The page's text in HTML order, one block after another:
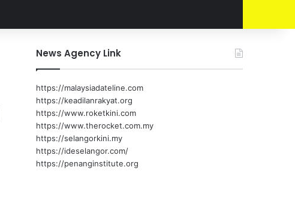
News Agency Link
https://malaysiadateline.com
https://keadilanrakyat.org
https://www.roketkini.com
https://www.therocket.com.my
https://selangorkini.my
https://ideselangor.com/
https://penanginstitute.org